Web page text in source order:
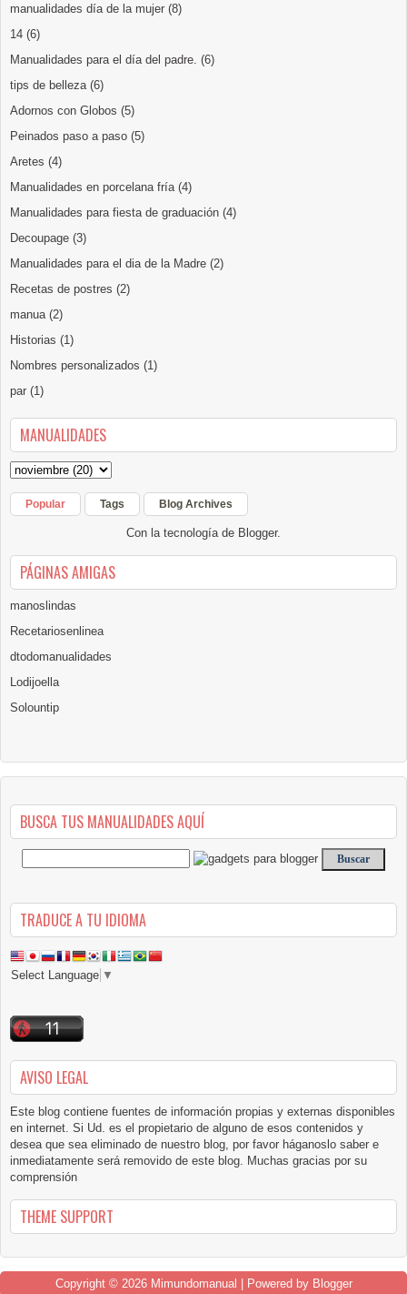
manualidades día de la mujer (8)
14 (6)
Manualidades para el día del padre. (6)
tips de belleza (6)
Adornos con Globos (5)
Peinados paso a paso (5)
Aretes (4)
Manualidades en porcelana fría (4)
Manualidades para fiesta de graduación (4)
Decoupage (3)
Manualidades para el dia de la Madre (2)
Recetas de postres (2)
manua (2)
Historias (1)
Nombres personalizados (1)
par (1)
MANUALIDADES
Popular Tags Blog Archives
Con la tecnología de Blogger.
PÁGINAS AMIGAS
manoslindas
Recetariosenlinea
dtodomanualidades
Lodijoella
Solountip
BUSCA TUS MANUALIDADES AQUÍ
TRADUCE A TU IDIOMA
Select Language ▼
AVISO LEGAL
Este blog contiene fuentes de información propias y externas disponibles
en internet. Si Ud. es el propietario de alguno de esos contenidos y
desea que sea eliminado de nuestro blog, por favor háganoslo saber e
inmediatamente será removido de este blog. Muchas gracias por su
comprensión
THEME SUPPORT
Copyright © 2026 Mimundomanual | Powered by Blogger